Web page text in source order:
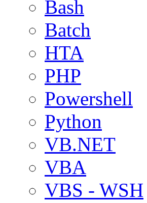
Bash
Batch
HTA
PHP
Powershell
Python
VB.NET
VBA
VBS - WSH